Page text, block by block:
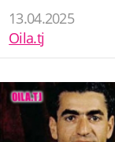
13.04.2025
Oila.tj